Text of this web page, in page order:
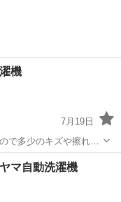
機
7月19日
で多少のキズや擦れ等
さい。
マ自動洗濯機